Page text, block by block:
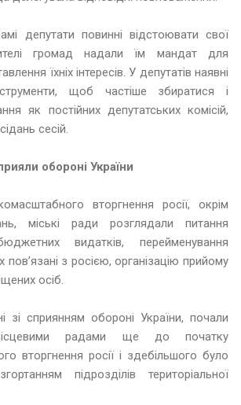
депутати повинні відстоювати свої
громад надали їм мандат для
їхніх інтересів. У депутатів наявні
щоб частіше збиратися і
як постійних депутатських комісій,
сесій.
обороні України
вторгнення росії, окрім
міські ради розглядали питання
видатків, перейменування
пов’язані з росією, організацію прийому
осіб.
зі сприянням обороні України, почали
радами ще до початку
вторгнення росії і здебільшого було
підрозділів територіальної